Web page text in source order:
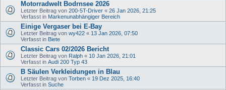
Motorradwelt Bodrnsee 2026
Letzter Beitrag von 200-5T-Driver « 26 Jan 2026, 21:25
Verfasst in Markenunabhängiger Bereich
Einige Vergaser bei E-Bay
Letzter Beitrag von wy422 « 13 Jan 2026, 07:50
Verfasst in Biete
Classic Cars 02/2026 Bericht
Letzter Beitrag von Ralph « 10 Jan 2026, 21:01
Verfasst in Audi 200 Typ 43
B Säulen Verkleidungen in Blau
Letzter Beitrag von Torben « 19 Dez 2025, 16:40
Verfasst in Suche